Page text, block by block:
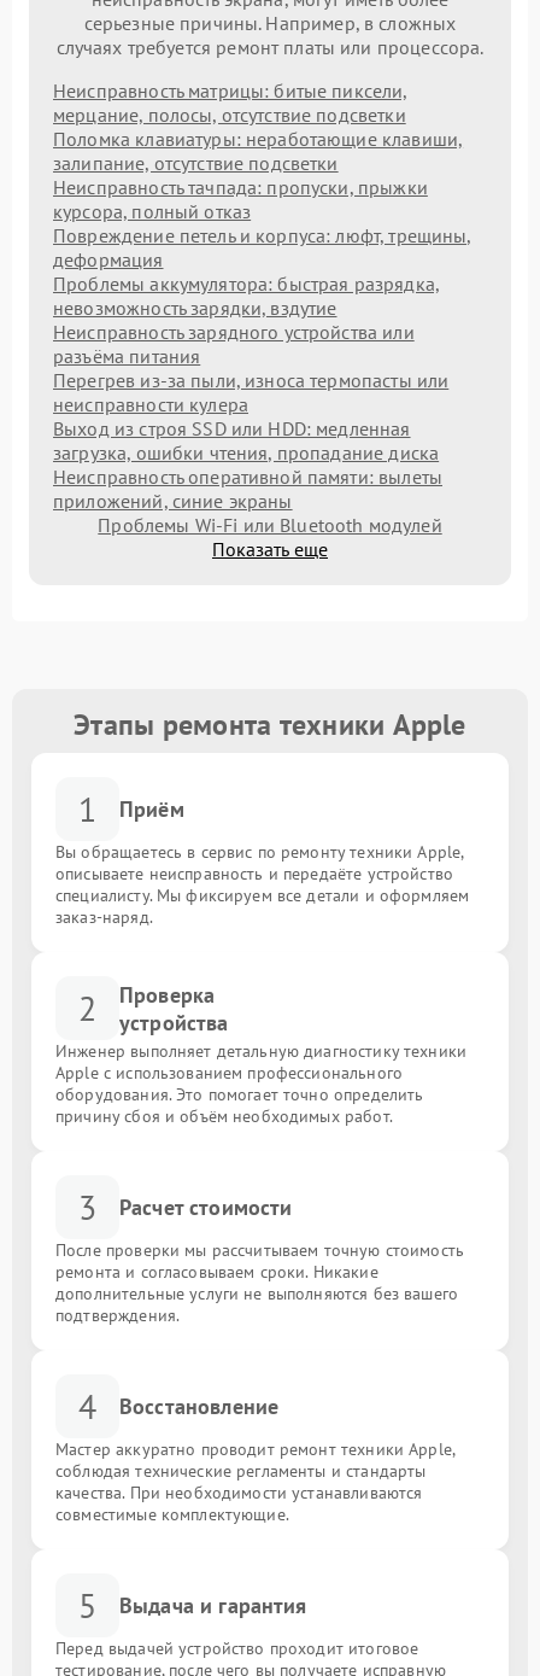
серьезные причины. Например, в сложных
случаях требуется ремонт платы или процессора.
Неисправность матрицы: битые пиксели,
мерцание, полосы, отсутствие подсветки
Поломка клавиатуры: неработающие клавиши,
залипание, отсутствие подсветки
Неисправность тачпада: пропуски, прыжки
курсора, полный отказ
Повреждение петель и корпуса: люфт, трещины,
деформация
Проблемы аккумулятора: быстрая разрядка,
невозможность зарядки, вздутие
Неисправность зарядного устройства или
разъёма питания
Перегрев из‑за пыли, износа термопасты или
неисправности кулера
Выход из строя SSD или HDD: медленная
загрузка, ошибки чтения, пропадание диска
Неисправность оперативной памяти: вылеты
приложений, синие экраны
Проблемы Wi‑Fi или Bluetooth модулей
Показать еще
Этапы ремонта техники Apple
1 Приём
Вы обращаетесь в сервис по ремонту техники Apple,
описываете неисправность и передаёте устройство
специалисту. Мы фиксируем все детали и оформляем
заказ-наряд.
2
Проверка
устройства
Инженер выполняет детальную диагностику техники
Apple с использованием профессионального
оборудования. Это помогает точно определить
причину сбоя и объём необходимых работ.
3 Расчет стоимости
После проверки мы рассчитываем точную стоимость
ремонта и согласовываем сроки. Никакие
дополнительные услуги не выполняются без вашего
подтверждения.
4 Восстановление
Мастер аккуратно проводит ремонт техники Apple,
соблюдая технические регламенты и стандарты
качества. При необходимости устанавливаются
совместимые комплектующие.
5 Выдача и гарантия
Перед выдачей устройство проходит итоговое
тестирование, после чего вы получаете исправную